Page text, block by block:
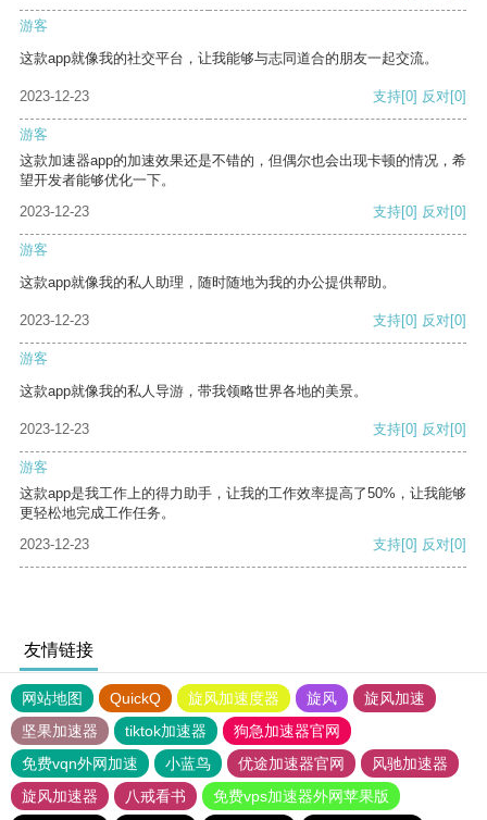
游客
这款app就像我的社交平台，让我能够与志同道合的朋友一起交流。
2023-12-23 支持[0] 反对[0]
游客
这款加速器app的加速效果还是不错的，但偶尔也会出现卡顿的情况，希
望开发者能够优化一下。
2023-12-23
支持[0] 反对[0]
游客
这款app就像我的私人助理，随时随地为我的办公提供帮助。
2023-12-23 支持[0] 反对[0]
游客
这款app就像我的私人导游，带我领略世界各地的美景。
2023-12-23 支持[0] 反对[0]
游客
这款app是我工作上的得力助手，让我的工作效率提高了50%，让我能够
更轻松地完成工作任务。
2023-12-23
支持[0] 反对[0]
友情链接
网站地图 QuickQ 旋风加速度器 旋风
旋风加速
坚果加速器
tiktok加速器
狗急加速器官网
免费vqn外网加速
小蓝鸟 优途加速器官网
风驰加速器
旋风加速器
八戒看书 免费vps加速器外网苹果版